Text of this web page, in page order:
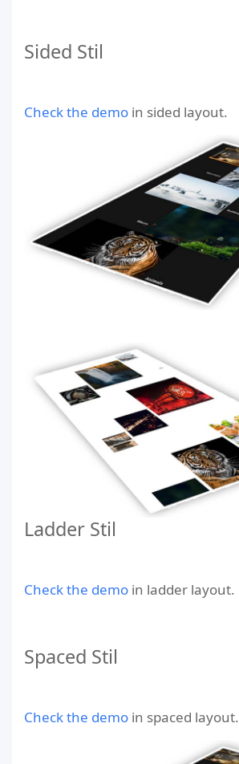
Sided Stil
Check the demo in sided layout.
Ladder Stil
Check the demo in ladder layout.
Spaced Stil
Check the demo in spaced layout.